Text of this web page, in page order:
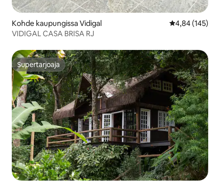
Kohde kaupungissa Vidigal
4,84 (145)
VIDIGAL CASA BRISA RJ
Supertarjoaja
Supertarjoaja